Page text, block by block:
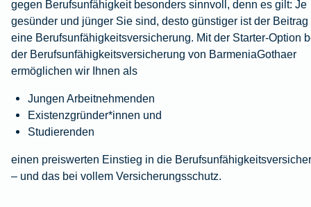
gegen Berufsunfähigkeit besonders sinnvoll, denn es gilt: Je
gesünder und jünger Sie sind, desto günstiger ist der Beitrag
eine Berufsunfähigkeitsversicherung. Mit der Starter-Option
der Berufsunfähigkeitsversicherung von BarmeniaGothaer
ermöglichen wir Ihnen als
Jungen Arbeitnehmenden
Existenzgründer*innen und
Studierenden
einen preiswerten Einstieg in die
– und das bei vollem Versicherungsschutz.